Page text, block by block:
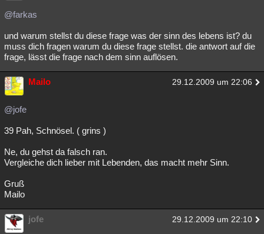
@farkas
und warum stellst du diese frage was der sinn des lebens ist? du
muss dich fragen warum du diese frage stellst. die antwort auf die
frage, lässt die frage nach dem sinn auflösen.
Mailo 29.12.2009 um 22:06
@jofe
39 Pah, Schnösel. ( grins )
Ne, du gehst da falsch ran.
Vergleiche dich lieber mit Lebenden, das macht mehr Sinn.
Gruß
Mailo
jofe 29.12.2009 um 22:10